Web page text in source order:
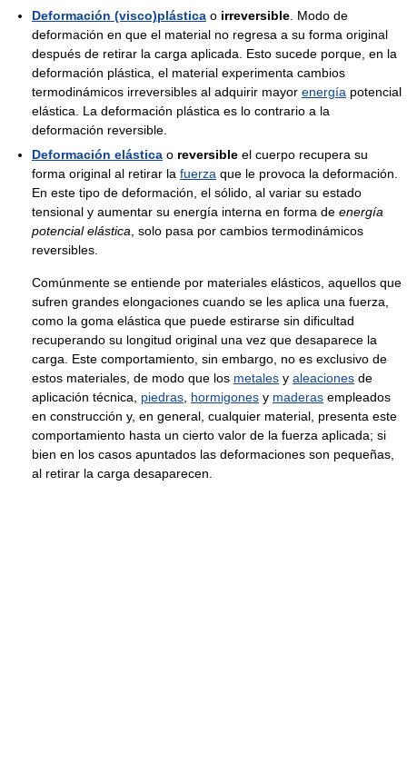
Deformación (visco)plástica o irreversible. Modo de
deformación en que el material no regresa a su forma original
después de retirar la carga aplicada. Esto sucede porque, en la
deformación plástica, el material experimenta cambios
termodinámicos irreversibles al adquirir mayor energía potencial
elástica. La deformación plástica es lo contrario a la
deformación reversible.
Deformación elástica o reversible el cuerpo recupera su
forma original al retirar la fuerza que le provoca la deformación.
En este tipo de deformación, el sólido, al variar su estado
tensional y aumentar su energía interna en forma de energía
potencial elástica, solo pasa por cambios termodinámicos
reversibles.
Comúnmente se entiende por materiales elásticos, aquellos que
sufren grandes elongaciones cuando se les aplica una fuerza,
como la goma elástica que puede estirarse sin dificultad
recuperando su longitud original una vez que desaparece la
carga. Este comportamiento, sin embargo, no es exclusivo de
estos materiales, de modo que los metales y aleaciones de
aplicación técnica, piedras, hormigones y maderas empleados
en construcción y, en general, cualquier material, presenta este
comportamiento hasta un cierto valor de la fuerza aplicada; si
bien en los casos apuntados las deformaciones son pequeñas,
al retirar la carga desaparecen.